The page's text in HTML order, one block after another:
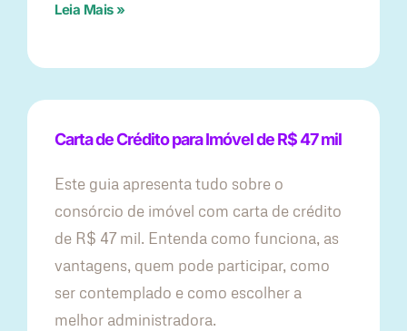
Leia Mais »
Carta de Crédito para Imóvel de R$ 47 mil
Este guia apresenta tudo sobre o
consórcio de imóvel com carta de crédito
de R$ 47 mil. Entenda como funciona, as
vantagens, quem pode participar, como
ser contemplado e como escolher a
melhor administradora.